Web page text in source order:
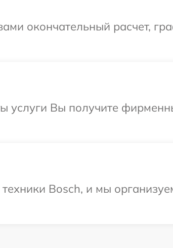
окончательный расчет,
услуги Вы получите
Bosch, и мы